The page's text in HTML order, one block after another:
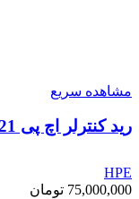
مشاهده سریع
رید کنترلر اچ پی P830/4GB 698533-B21
HPE
75,000,000 تومان